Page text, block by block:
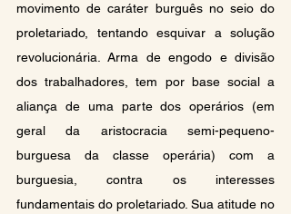
movimento de caráter burguês no seio do
proletariado, tentando esquivar a solução
revolucionária. Arma de engodo e divisão
dos trabalhadores, tem por base social a
aliança de uma parte dos operários (em
geral da aristocracia semi-pequeno-
burguesa da classe operária) com a
burguesia, contra os interesses
fundamentais do proletariado. Sua atitude no